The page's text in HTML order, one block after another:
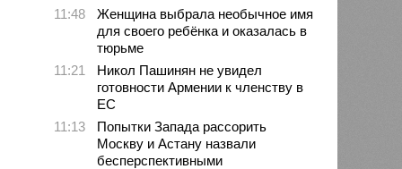
11:48
Женщина выбрала необычное имя
для своего ребёнка и оказалась в
тюрьме
11:21
Никол Пашинян не увидел
готовности Армении к членству в
ЕС
11:13
Попытки Запада рассорить
Москву и Астану назвали
бесперспективными